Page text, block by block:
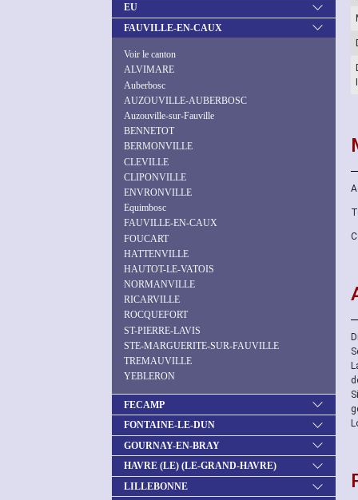
EU
FAUVILLE-EN-CAUX
Voir le canton
ALVIMARE
Auberbosc
AUZOUVILLE-AUBERBOSC
Auzouville-sur-Fauville
BENNETOT
BERMONVILLE
CLEVILLE
CLIPONVILLE
ENVRONVILLE
Equimbosc
FAUVILLE-EN-CAUX
FOUCART
HATTENVILLE
HAUTOT-LE-VATOIS
NORMANVILLE
RICARVILLE
ROCQUEFORT
ST-PIERRE-LAVIS
STE-MARGUERITE-SUR-FAUVILLE
TREMAUVILLE
YEBLERON
FECAMP
FONTAINE-LE-DUN
GOURNAY-EN-BRAY
HAVRE (LE) (LE-GRAND-HAVRE)
LILLEBONNE